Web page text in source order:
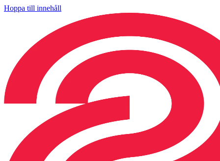
Hoppa till innehåll